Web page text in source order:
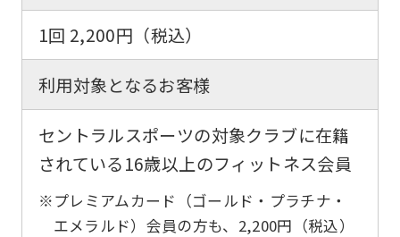
1回 2,200円（税込）
利用対象となるお客様
セントラルスポーツの対象クラブに在籍
されている16歳以上のフィットネス会員
※プレミアムカード（ゴールド・プラチナ・
エメラルド）会員の方も、2,200円（税込）